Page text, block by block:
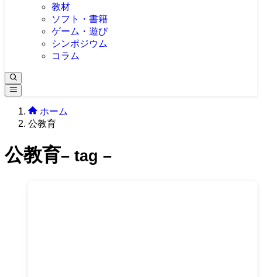
教材
ソフト・書籍
ゲーム・遊び
シンポジウム
コラム
ホーム
公教育
公教育– tag –